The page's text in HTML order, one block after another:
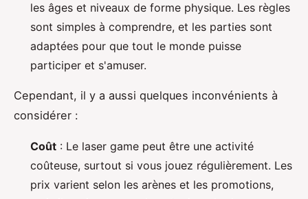
les âges et niveaux de forme physique. Les règles
sont simples à comprendre, et les parties sont
adaptées pour que tout le monde puisse
participer et s'amuser.
Cependant, il y a aussi quelques inconvénients à
considérer :
Coût : Le laser game peut être une activité
coûteuse, surtout si vous jouez régulièrement. Les
prix varient selon les arènes et les promotions,